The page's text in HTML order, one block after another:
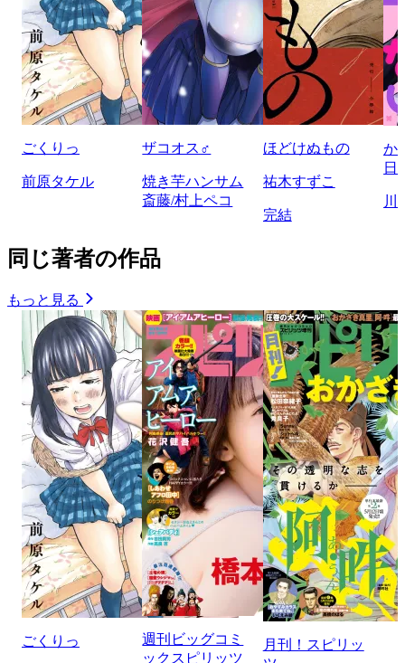
ごくりっ
前原タケル
ザコオス♂
焼き芋ハンサム
斎藤/村上ペコ
ほどけぬもの
祐木すずこ
完結
か
日
川
同じ著者の作品
もっと見る
ごくりっ
週刊ビッグコミ
ックスピリッツ
月刊！スピリッ